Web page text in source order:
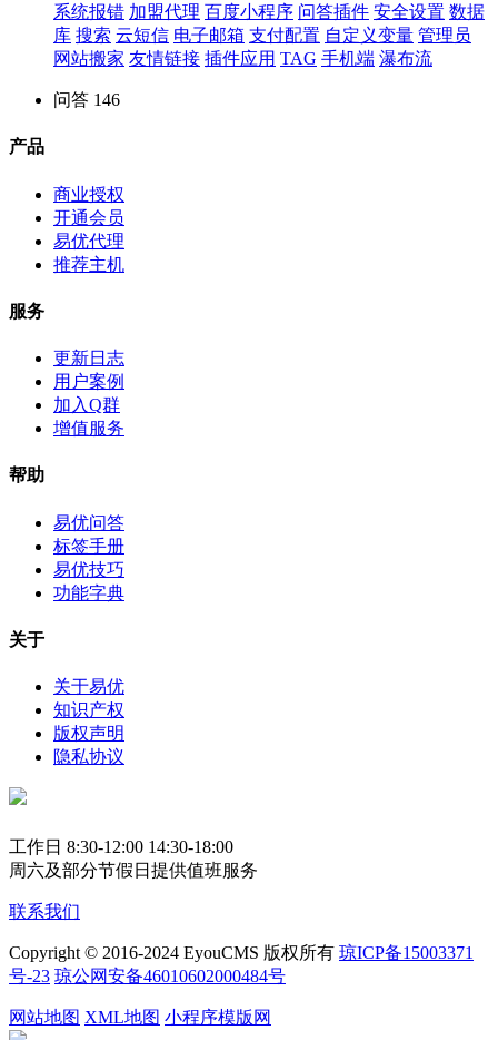
系统报错 加盟代理 百度小程序 问答插件 安全设置 数据
库 搜索 云短信 电子邮箱 支付配置 自定义变量 管理员
网站搬家 友情链接 插件应用 TAG 手机端 瀑布流
问答 146
产品
商业授权
开通会员
易优代理
推荐主机
服务
更新日志
用户案例
加入Q群
增值服务
帮助
易优问答
标签手册
易优技巧
功能字典
关于
关于易优
知识产权
版权声明
隐私协议
工作日 8:30-12:00 14:30-18:00
周六及部分节假日提供值班服务
联系我们
Copyright © 2016-2024 EyouCMS 版权所有 琼ICP备15003371
号-23 琼公网安备46010602000484号
网站地图 XML地图 小程序模版网